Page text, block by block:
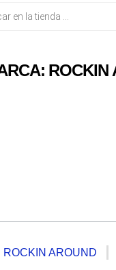
ROCKIN
ROCKIN AROUND